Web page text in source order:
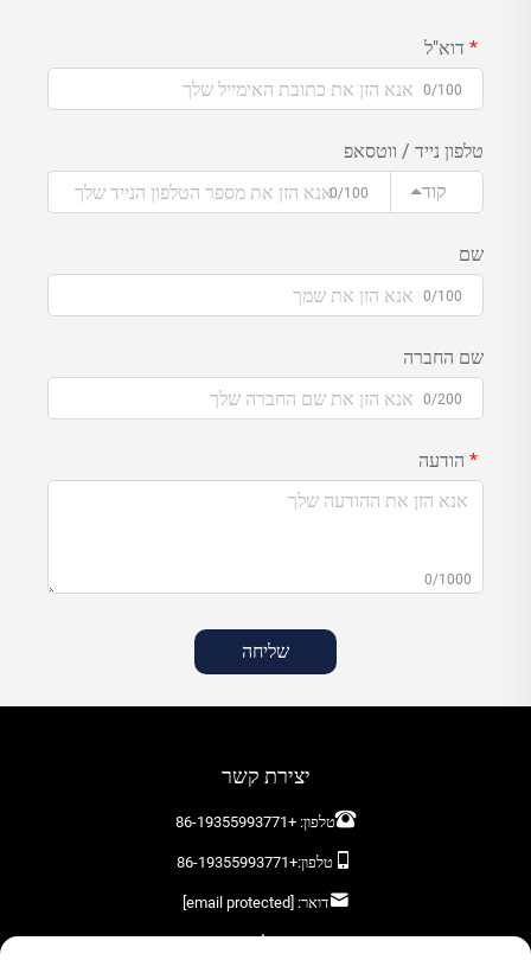
דוא"ל
0/100
טלפון נייד / ווטסאפ
קוד
0/100
שם
0/100
שם החברה
0/200
הודעה
0/1000
שליחה
יצירת קשר
טלפון:+86-19355993771
טלפון:+86-19355993771
דואר:
השאירו לנו הודעה